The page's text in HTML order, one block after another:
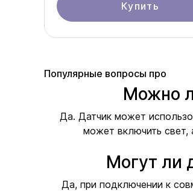
Купить
Популярные вопросы про
Можно
Да. Датчик может
может включить свет,
Могут ли
Да, при подключении к